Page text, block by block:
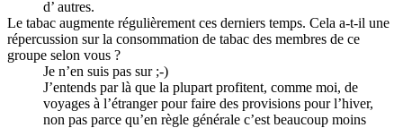
d’ autres.
Le tabac augmente régulièrement ces derniers temps. Cela a-t-il une
répercussion sur la consommation de tabac des membres de ce
groupe selon vous ?
Je n’en suis pas sur ;-)
J’entends par là que la plupart profitent, comme moi, de
voyages à l’étranger pour faire des provisions pour l’hiver,
non pas parce qu’en règle générale c’est beaucoup moins